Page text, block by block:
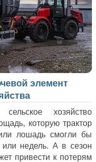
элемент
хозяйство
которую трактор
лошадь смогли бы
недель. А в сезон
привести к потерям